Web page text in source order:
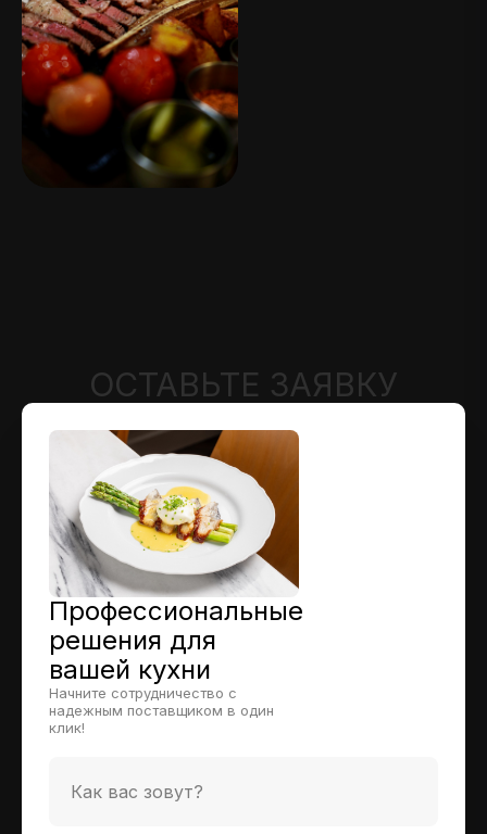
ОСТАВЬТЕ ЗАЯВКУ
Профессиональные
решения для
вашей кухни
Начните сотрудничество с
надежным поставщиком в один
клик!